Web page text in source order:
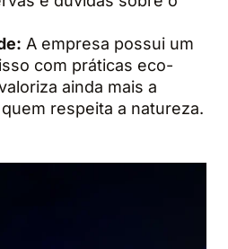
A empresa possui um
com práticas eco-
ainda mais a
respeita a natureza.